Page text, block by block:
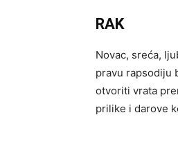
RAK
Novac, sreća,
pravu rapsodiju
otvoriti vrata
prilike i darove